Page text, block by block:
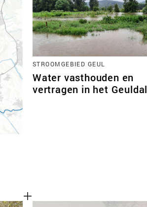
STROOMGEBIED GEUL
Water vasthouden en
vertragen in het Geuldal